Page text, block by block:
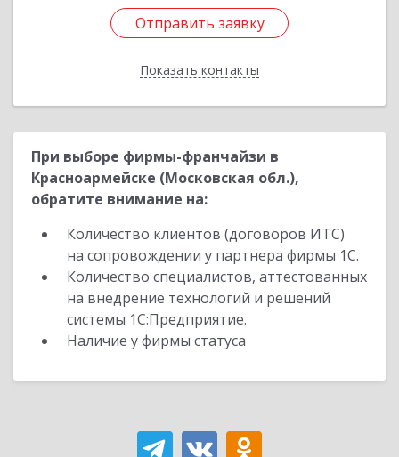
Отправить заявку
Показать контакты
Отправить заявку
Назад
При выборе фирмы-франчайзи в
Красноармейске (Московская обл.),
обратите внимание на:
Количество клиентов (договоров ИТС)
на сопровождении у партнера фирмы 1С.
Количество специалистов, аттестованных
на внедрение технологий и решений
системы 1С:Предприятие.
Наличие у фирмы статуса